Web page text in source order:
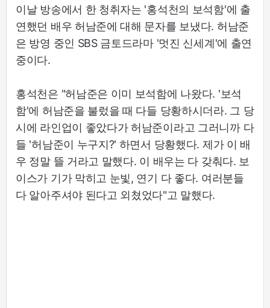
이날 방송에서 한 청취자는 '홍석천의 보석함'에 출
연했던 배우 허남준에 대해 문자를 보냈다. 허남준
은 방영 중인 SBS 금토드라마 '멋진 신세계'에 출연
중이다.
홍석천은 "허남준은 이미 보석함에 나왔다. '보석
함'에 허남준을 불렀을 때 다들 당황하시더라. 그 당
시에 라인업이 좋았다가 허남준이라고 그러니까 다
들 '허남준이 누구지?' 하면서 당황했다. 제가 이 배
우 정말 뜰 거라고 말했다. 이 배우는 다 갖춰다. 보
이스가 기가 막히고 눈빛, 연기 다 좋다. 여러분들
다 알아주셔야 된다고 외쳤었다"고 말했다.